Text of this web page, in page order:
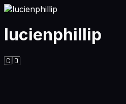
lucienphillip
🇨🇴